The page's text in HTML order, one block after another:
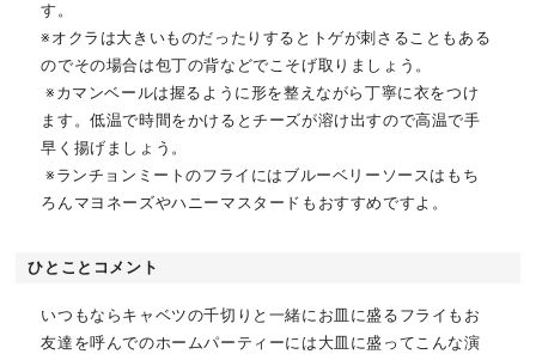
す。
※オクラは大きいものだったりするとトゲが刺さることもある
のでその場合は包丁の背などでこそげ取りましょう。
※カマンベールは握るように形を整えながら丁寧に衣をつけ
ます。低温で時間をかけるとチーズが溶け出すので高温で手
早く揚げましょう。
※ランチョンミートのフライにはブルーベリーソースはもち
ろんマヨネーズやハニーマスタードもおすすめですよ。
ひとことコメント
いつもならキャベツの千切りと一緒にお皿に盛るフライもお
友達を呼んでのホームパーティーには大皿に盛ってこんな演